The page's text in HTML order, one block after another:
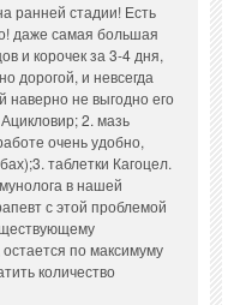
ранней стадии! Есть
даже самая большая
и корочек за 3-4 дня,
дорогой, и невсегда
наверно не выгодно его
2. мазь
очень удобно,
таблетки Кагоцел.
в нашей
с этой проблемой
по максимуму
количество